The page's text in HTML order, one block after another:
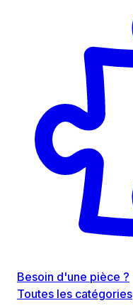
Besoin d'une pièce ?
Toutes les catégories